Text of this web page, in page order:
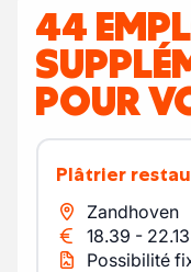
44
POUR
Plâtrier
Zandhoven
18.39 - 22.13
Possibilité